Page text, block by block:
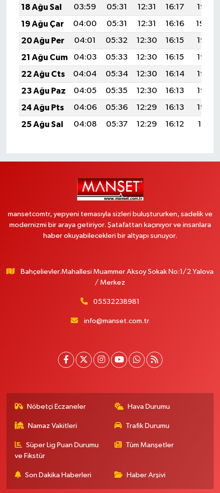
18 Ağu Sal
03:59 05:31 12:31 16:17
19:21
19 Ağu Çar
04:00 05:31 12:31 16:16
19:20
20 Ağu Per
04:01 05:32 12:30 16:15
19:18
21 Ağu Cum
04:03 05:33 12:30 16:15
19:17
22 Ağu Cts
04:04 05:34 12:30 16:14
19:16
23 Ağu Paz
04:05 05:35 12:30 16:13
19:14
24 Ağu Pts
04:06 05:36 12:29 16:13
19:13
25 Ağu Sal
04:08 05:37 12:29 16:12 19:11
mansetcomtr, yepyeni temasıyla sizleri buluştururken, sadelik ve
modernizmi bir araya getiriyor. Şatafattan kaçınıyor ve insanlara
haber okuyabilecekleri bir altyapı sunuyor.
Bahçelievler.Mahallesi Muammer Aksoy Sokak No:1/2 Yalova
/ Merkez
05532238981
info@manset.com.tr
Nöbetçi Eczaneler Hava Durumu
Namaz Vakitleri Trafik Durumu
Süper Lig Puan Durumu
ve Fikstür
Tüm Manşetler
Son Dakika Haberleri Haber Arşivi